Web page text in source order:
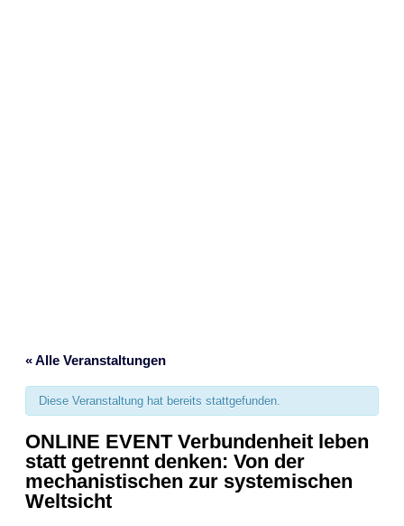
« Alle Veranstaltungen
Diese Veranstaltung hat bereits stattgefunden.
ONLINE EVENT Verbundenheit leben
statt getrennt denken: Von der
mechanistischen zur systemischen
Weltsicht